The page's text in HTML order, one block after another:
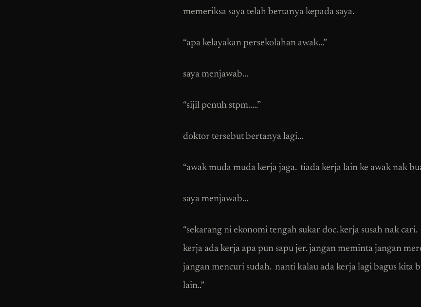
memeriksa saya telah bertanya kepada saya.
“apa kelayakan persekolahan awak…”
saya menjawab…
“sijil penuh stpm…..”
doktor tersebut bertanya lagi…
“awak muda muda kerja jaga. tiada kerja lain ke awak nak
saya menjawab…
“sekarang ni ekonomi tengah sukar doc. kerja susah nak
kerja ada kerja apa pun sapu jer. jangan meminta jangan
jangan mencuri sudah. nanti kalau ada kerja lagi bagus kita
lain..”